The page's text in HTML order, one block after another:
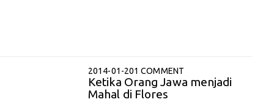
2014-01-201 COMMENT
Ketika Orang Jawa menjadi
Mahal di Flores